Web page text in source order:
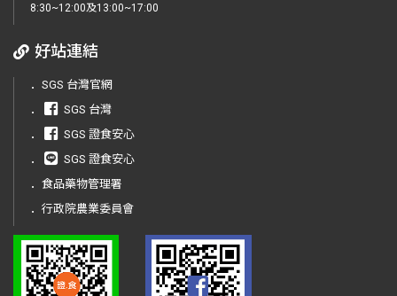
8:30~12:00及13:00~17:00
好站連結
． SGS 台灣官網
．
SGS 台灣
．
SGS 證食安心
．
SGS 證食安心
． 食品藥物管理署
． 行政院農業委員會